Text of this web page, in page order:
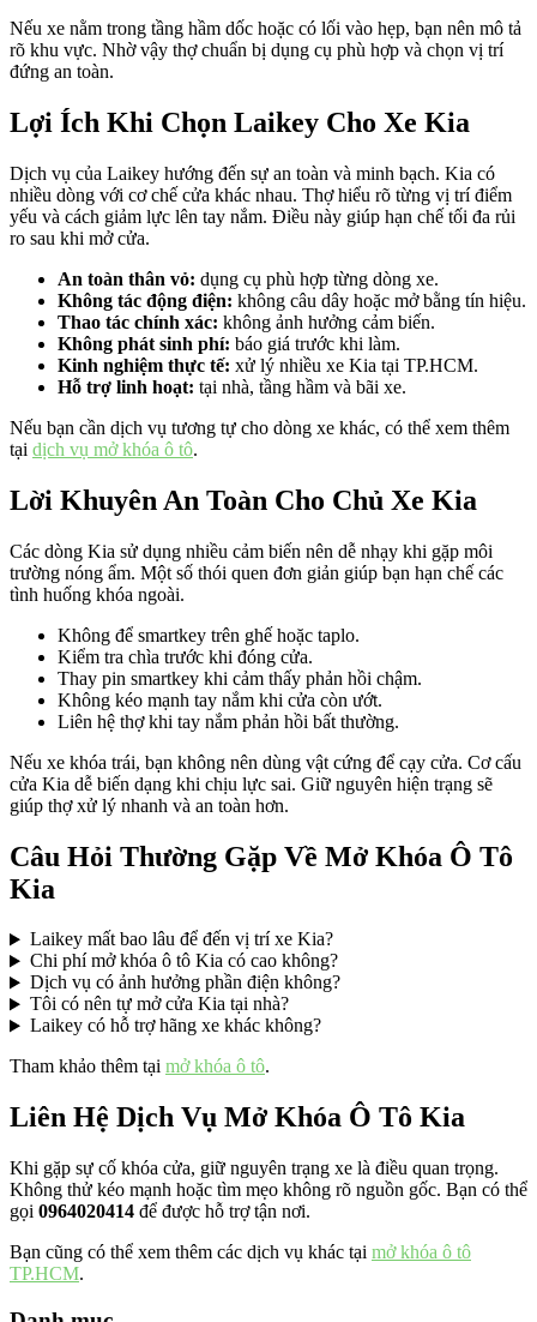
Nếu xe nằm trong tầng hầm dốc hoặc có lối vào hẹp, bạn nên mô tả
rõ khu vực. Nhờ vậy thợ chuẩn bị dụng cụ phù hợp và chọn vị trí
đứng an toàn.
Lợi Ích Khi Chọn Laikey Cho Xe Kia
Dịch vụ của Laikey hướng đến sự an toàn và minh bạch. Kia có
nhiều dòng với cơ chế cửa khác nhau. Thợ hiểu rõ từng vị trí điểm
yếu và cách giảm lực lên tay nắm. Điều này giúp hạn chế tối đa rủi
ro sau khi mở cửa.
An toàn thân vỏ: dụng cụ phù hợp từng dòng xe.
Không tác động điện: không câu dây hoặc mở bằng tín hiệu.
Thao tác chính xác: không ảnh hưởng cảm biến.
Không phát sinh phí: báo giá trước khi làm.
Kinh nghiệm thực tế: xử lý nhiều xe Kia tại TP.HCM.
Hỗ trợ linh hoạt: tại nhà, tầng hầm và bãi xe.
Nếu bạn cần dịch vụ tương tự cho dòng xe khác, có thể xem thêm
tại dịch vụ mở khóa ô tô.
Lời Khuyên An Toàn Cho Chủ Xe Kia
Các dòng Kia sử dụng nhiều cảm biến nên dễ nhạy khi gặp môi
trường nóng ẩm. Một số thói quen đơn giản giúp bạn hạn chế các
tình huống khóa ngoài.
Không để smartkey trên ghế hoặc taplo.
Kiểm tra chìa trước khi đóng cửa.
Thay pin smartkey khi cảm thấy phản hồi chậm.
Không kéo mạnh tay nắm khi cửa còn ướt.
Liên hệ thợ khi tay nắm phản hồi bất thường.
Nếu xe khóa trái, bạn không nên dùng vật cứng để cạy cửa. Cơ cấu
cửa Kia dễ biến dạng khi chịu lực sai. Giữ nguyên hiện trạng sẽ
giúp thợ xử lý nhanh và an toàn hơn.
Câu Hỏi Thường Gặp Về Mở Khóa Ô Tô
Kia
Laikey mất bao lâu để đến vị trí xe Kia?
Chi phí mở khóa ô tô Kia có cao không?
Dịch vụ có ảnh hưởng phần điện không?
Tôi có nên tự mở cửa Kia tại nhà?
Laikey có hỗ trợ hãng xe khác không?
Tham khảo thêm tại mở khóa ô tô.
Liên Hệ Dịch Vụ Mở Khóa Ô Tô Kia
Khi gặp sự cố khóa cửa, giữ nguyên trạng xe là điều quan trọng.
Không thử kéo mạnh hoặc tìm mẹo không rõ nguồn gốc. Bạn có thể
gọi 0964020414 để được hỗ trợ tận nơi.
Bạn cũng có thể xem thêm các dịch vụ khác tại mở khóa ô tô
TP.HCM.